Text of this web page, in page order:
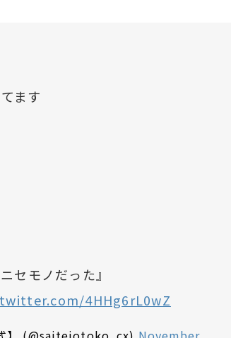
ます
セモノだった』
4HHg6rL0wZ